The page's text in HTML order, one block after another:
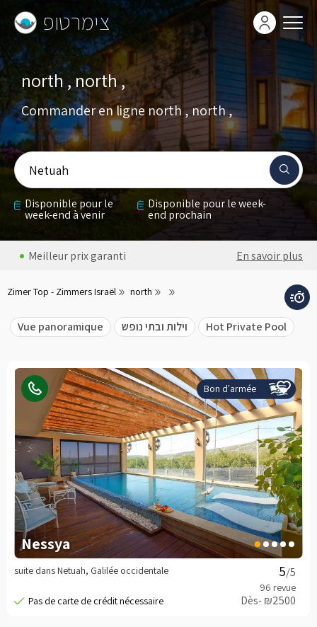
צימרטופ
Netuah
north , north ,
Commander en ligne north , north ,
Disponible pour le
week-end à venir
Disponible pour le week-
end prochain
Meilleur prix garanti En savoir plus
Zimer Top - Zimmers Israël north
Vue panoramique וילות ובתי נופש Hot Private Pool
Bon d'armée
Nessya
/5
suite dans Netuah, Galilée occidentale
Dès- ₪2500